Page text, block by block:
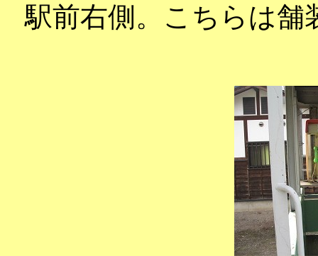
駅前右側。こちらは